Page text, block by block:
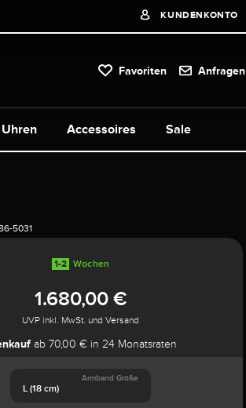
KUNDENKONTO
Favoriten Anfragen
Uhren Accessoires Sale
5031
1-2 Wochen
1.680,00 €
UVP inkl. MwSt. und Versand
ab 70,00 € in 24 Monatsraten
L (18 cm)
Armband Größe